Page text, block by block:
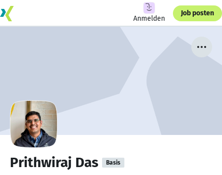
Anmelden
Job posten
Prithwiraj Das Basis